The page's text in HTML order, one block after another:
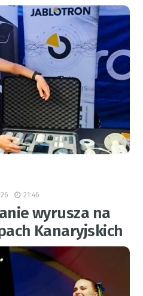
21:46
wyrusza na
Kanaryjskich